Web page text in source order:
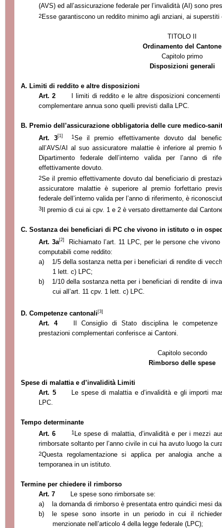
(AVS) ed all’assicurazione federale per l’invalidità (AI) sono
2Esse garantiscono un reddito minimo agli anziani, ai superstiti
TITOLO II
Ordinamento del Cantone
Capitolo primo
Disposizioni generali
A. Limiti di reddito e altre disposizioni
Art. 2
I limiti di reddito e le altre disposizioni
complementare annua sono quelli previsti dalla LPC.
B. Premio dell’assicurazione obbligatoria delle cure medico-
Art. 3[1] 1Se il premio effettivamente dovuto dal
all’AVS/AI al suo assicuratore malattie è inferiore al premio
Dipartimento federale dell’interno valida per l’anno di
effettivamente dovuto.
2Se il premio effettivamente dovuto dal beneficiario di
assicuratore malattie è superiore al premio forfettario
federale dell’interno valida per l’anno di riferimento, è
3 Il premio di cui ai cpv. 1 e 2 è versato direttamente dal
C. Sostanza dei beneficiari di PC che vivono in istituto o in
Art. 3a[2]
Richiamato l’art. 11 LPC, per le persone che
computabili come reddito:
a)
1/5 della sostanza netta per i beneficiari di rendite di
1 lett. c) LPC;
b)
1/10 della sostanza netta per i beneficiari di rendite di
cui all’art. 11 cpv. 1 lett. c) LPC.
D. Competenze cantonali[3]
Art. 4
Il Consiglio di Stato disciplina le
prestazioni complementari conferisce ai Cantoni.
Capitolo secondo
Rimborso delle spese
Spese di malattia e d’invalidità Limiti
Art. 5
Le spese di malattia e d’invalidità e gli importi
LPC.
Tempo determinante
Art. 6
1Le spese di malattia, d’invalidità e per i mezzi
rimborsate soltanto per l’anno civile in cui ha avuto luogo la
2Questa regolamentazione si applica per analogia anche
temporanea in un istituto.
Termine per chiedere il rimborso
Art. 7
Le spese sono rimborsate se:
a)
la domanda di rimborso è presentata entro quindici mesi
b)
le spese sono insorte in un periodo in cui il
menzionate nell’articolo 4 della legge federale (LPC);